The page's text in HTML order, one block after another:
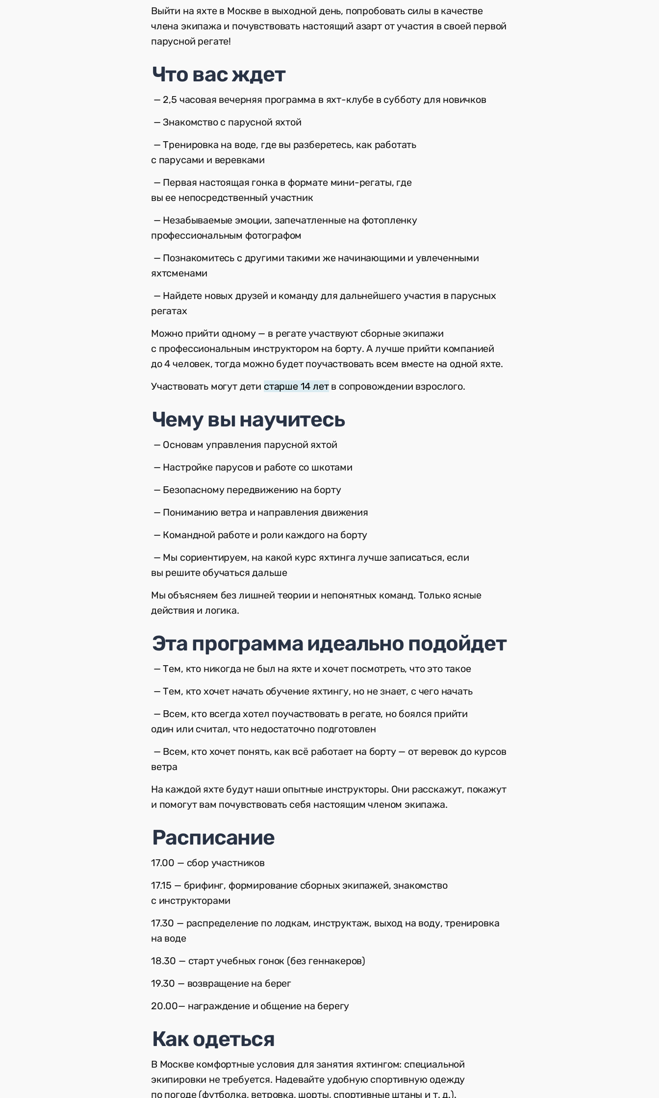
Выйти на яхте в Москве в выходной день, попробовать силы в качестве
члена экипажа и почувствовать настоящий азарт от участия в своей первой
парусной регате!
Что вас ждет
— 2,5 часовая вечерняя программа в яхт-клубе в субботу для новичков
— Знакомство с парусной яхтой
— Тренировка на воде, где вы разберетесь, как работать
с парусами и веревками
— Первая настоящая гонка в формате мини-регаты, где
вы ее непосредственный участник
— Незабываемые эмоции, запечатленные на фотопленку
профессиональным фотографом
— Познакомитесь с другими такими же начинающими и увлеченными
яхтсменами
— Найдете новых друзей и команду для дальнейшего участия в парусных
регатах
Можно прийти одному — в регате участвуют сборные экипажи
с профессиональным инструктором на борту. А лучше прийти компанией
до 4 человек, тогда можно будет поучаствовать всем вместе на одной яхте.
Участвовать могут дети старше 14 летв сопровождении взрослого.
Чему вы научитесь
— Основам управления парусной яхтой
— Настройке парусов и работе со шкотами
— Безопасному передвижению на борту
— Пониманию ветра и направления движения
— Командной работе и роли каждого на борту
— Мы сориентируем, на какой курс яхтинга лучше записаться, если
вы решите обучаться дальше
Мы объясняем без лишней теории и непонятных команд. Только ясные
действия и логика.
Эта программа идеально подойдет
— Тем, кто никогда не был на яхте и хочет посмотреть, что это такое
— Тем, кто хочет начать обучение яхтингу, но не знает, с чего начать
— Всем, кто всегда хотел поучаствовать в регате, но боялся прийти
один или считал, что недостаточно подготовлен
— Всем, кто хочет понять, как всё работает на борту — от веревок до курсов
ветра
На каждой яхте будут наши опытные инструкторы. Они расскажут, покажут
и помогут вам почувствовать себя настоящим членом экипажа.
Расписание
17.00 — сбор участников
17.15 — брифинг, формирование сборных экипажей, знакомство
с инструкторами
17.30 — распределение по лодкам, инструктаж, выход на воду, тренировка
на воде
18.30 — старт учебных гонок (без геннакеров)
19.30 — возвращение на берег
20.00— награждение и общение на берегу
Как одеться
В Москве комфортные условия для занятия яхтингом: специальной
экипировки не требуется. Надевайте удобную спортивную одежду
по погоде (футболка, ветровка, шорты, спортивные штаны и т. д.).